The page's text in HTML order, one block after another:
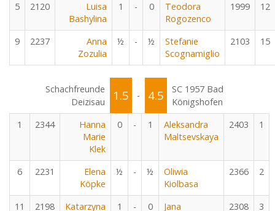
5 2120
Luisa
Bashylina
1 - 0
Teodora
Rogozenco
1999 12
9 2237
Anna
Zozulia
½ - ½
Stefanie
Scognamiglio
2103 15
Schachfreunde
Deizisau
1.5 - 4.5
SC 1957 Bad
Königshofen
1
2344
Hanna
Marie
Klek
0 - 1
Aleksandra
Maltsevskaya
2403 1
6 2231
Elena
Köpke
½ - ½
Oliwia
Kiolbasa
2366 2
11 2198
Katarzyna
1 - 0
Jana
2308 3